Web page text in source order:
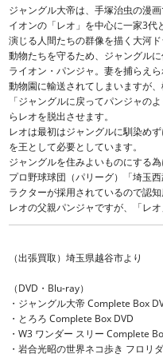
ジャングル大帝は、手塚治虫の漫
イオンの「レオ」を中心に一家3代
演じる人間たちの群像を描く大河ド
動物たちを守るため、ジャングル
ライオン・パンジャ。妻を捕らえ
動物園に輸送されてしまいますが
「ジャングルに戻ってパンジャの
らレオを脱出させます。
レオは最初はジャングルに馴染め
を王として必要としています。
ジャングルを住みよいものにする
プロ野球球団（パリーグ）「埼玉
ラクターが採用されているので認
レオの父親パンジャですが、「レオ
（出張買取）埼玉県越谷市より
（DVD・Blu-ray）
・ジャングル大帝 Complete Box
・とろろ Complete Box DVD
・W3 ワンダー スリー Complete
・岩合光昭の世界ネコ歩き フロリ